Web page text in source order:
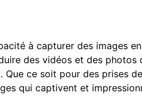
à capturer des images
des vidéos et des
ce soit pour des prises
qui captivent et